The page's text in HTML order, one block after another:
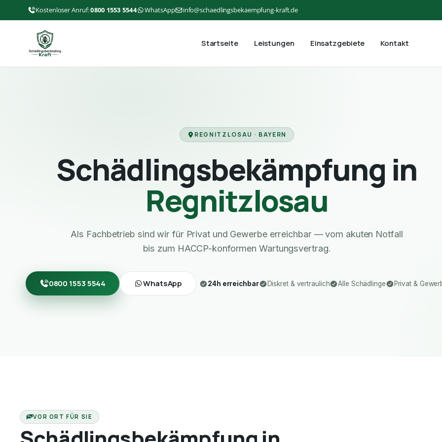
Kostenloser Anruf:0800 1553 5544 WhatsApp info@schaedlingsbekaempfung-kraft.de
Startseite Leistungen Einsatzgebiete Kontakt
REGNITZLOSAU · BAYERN
Schädlingsbekämpfung in
Regnitzlosau
Als Fachbetrieb sind wir für Privat und Gewerbe erreichbar — vom akuten Notfall
bis zum HACCP-konformen Wartungsvertrag.
0800 1553 5544 WhatsApp 24h erreichbar Diskret & vertraulich Alle Schädlinge Privat &
VOR ORT FÜR SIE